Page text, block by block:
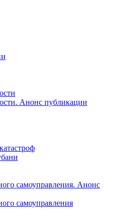
Анонс публикации
самоуправления. Анонс
самоуправления